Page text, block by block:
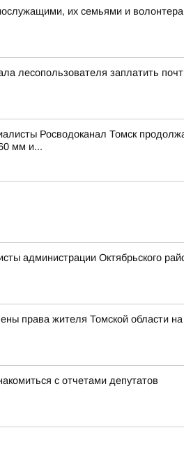
их семьями и
лесопользователя заплатить
Росводоканал Томск
мм и...
администрации Октябрьского
права жителя Томской области
с отчетами депутатов